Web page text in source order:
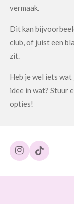
vermaak.
Dit kan
club, of juist een
zit.
Heb je wel iets wat
idee in wat? Stuur
opties!
I
n
T
i